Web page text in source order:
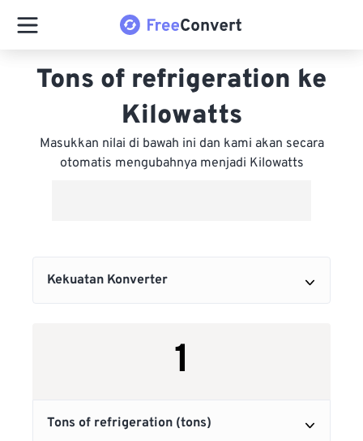
Tons of refrigeration ke
Kilowatts
Masukkan nilai di bawah ini dan kami akan secara
otomatis mengubahnya menjadi Kilowatts